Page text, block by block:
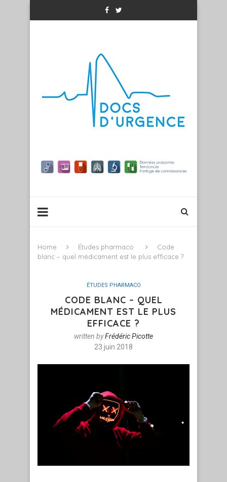
Home Études pharmaco
Code
blanc – quel médicament est le plus efficace ?
ÉTUDES PHARMACO
CODE BLANC – QUEL
MÉDICAMENT EST LE PLUS
EFFICACE ?
written byFrédéric Picotte
23 juin 2018